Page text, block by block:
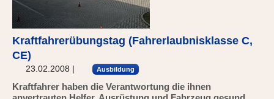
Kraftfahrerübungstag (Fahrerlaubnisklasse C,
CE)
23.02.2008 | Ausbildung
Kraftfahrer haben die Verantwortung die ihnen